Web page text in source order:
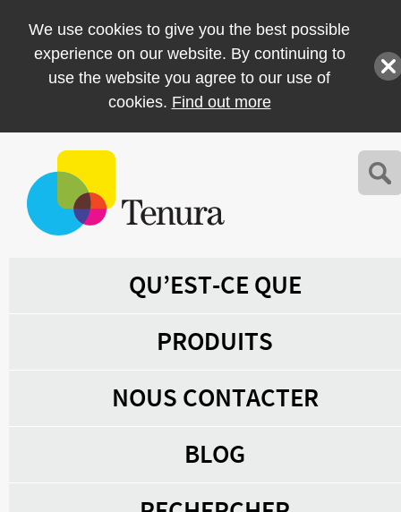
We use cookies to give you the best possible
experience on our website. By continuing to
use the website you agree to our use of
cookies. Find out more
QU’EST-CE QUE
PRODUITS
NOUS CONTACTER
BLOG